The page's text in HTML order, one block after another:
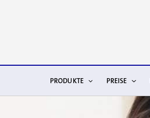
PRODUKTE PREISE